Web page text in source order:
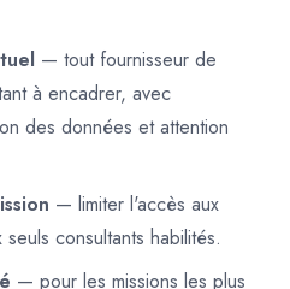
— tout fournisseur de
à encadrer, avec
des données et attention
— limiter l'accès aux
consultants habilités.
— pour les missions les plus